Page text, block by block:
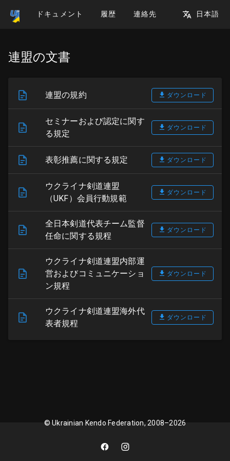
ドキュメント 履歴 連絡先 日本語
連盟の文書
連盟の規約 ダウンロード
セミナーおよび認定に関す
る規定
ダウンロード
表彰推薦に関する規定 ダウンロード
ウクライナ剣道連盟
（UKF）会員行動規範
ダウンロード
全日本剣道代表チーム監督
任命に関する規程
ダウンロード
ウクライナ剣道連盟内部運
営およびコミュニケーショ
ン規程
ダウンロード
ウクライナ剣道連盟海外代
表者規程
ダウンロード
© Ukrainian Kendo Federation, 2008–2026